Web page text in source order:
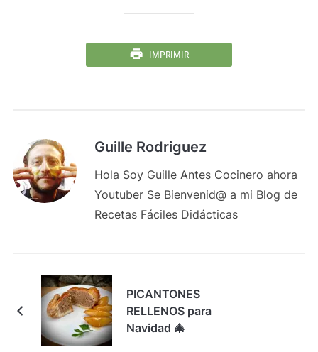
IMPRIMIR
Guille Rodriguez
Hola Soy Guille Antes Cocinero ahora
Youtuber Se Bienvenid@ a mi Blog de
Recetas Fáciles Didácticas
PICANTONES
RELLENOS para
Navidad 🎄